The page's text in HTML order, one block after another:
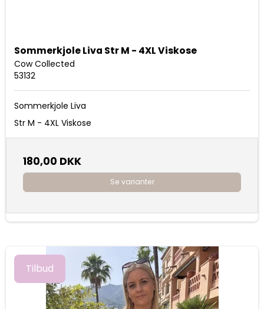
Sommerkjole Liva Str M - 4XL Viskose
Cow Collected
53132
Sommerkjole Liva
Str M - 4XL Viskose
180,00 DKK
Se varianter
Tilbud